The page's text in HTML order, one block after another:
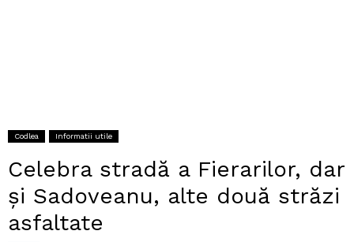
Codlea Informatii utile
Celebra stradă a Fierarilor, dar
și Sadoveanu, alte două străzi
asfaltate